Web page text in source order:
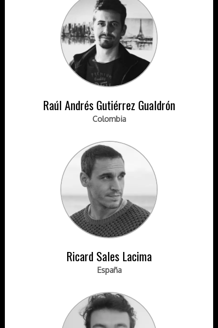
Raúl Andrés Gutiérrez Gualdrón
Colombia
Ricard Sales Lacima
España